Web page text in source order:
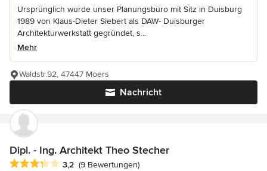
Ursprünglich wurde unser Planungsbüro mit Sitz in Duisburg
1989 von Klaus-Dieter Siebert als DAW- Duisburger
Architekturwerkstatt gegründet, s...
Mehr
Nachricht
Waldstr.92, 47447 Moers
Dipl. - Ing. Architekt Theo Stecher
Durchschnittliche Bewertung: 3.2 von 5 Sternen
3,2 (9 Bewertungen)